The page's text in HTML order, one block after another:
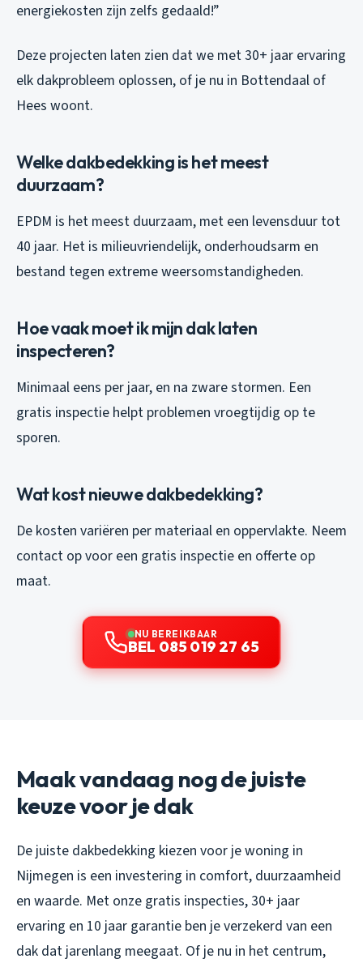
energiekosten zijn zelfs gedaald!”
Deze projecten laten zien dat we met 30+ jaar ervaring
elk dakprobleem oplossen, of je nu in Bottendaal of
Hees woont.
Welke dakbedekking is het meest
duurzaam?
EPDM is het meest duurzaam, met een levensduur tot
40 jaar. Het is milieuvriendelijk, onderhoudsarm en
bestand tegen extreme weersomstandigheden.
Hoe vaak moet ik mijn dak laten
inspecteren?
Minimaal eens per jaar, en na zware stormen. Een
gratis inspectie helpt problemen vroegtijdig op te
sporen.
Wat kost nieuwe dakbedekking?
De kosten variëren per materiaal en oppervlakte. Neem
contact op voor een gratis inspectie en offerte op
maat.
NU BEREIKBAAR
BEL 085 019 27 65
Maak vandaag nog de juiste
keuze voor je dak
De juiste dakbedekking kiezen voor je woning in
Nijmegen is een investering in comfort, duurzaamheid
en waarde. Met onze gratis inspecties, 30+ jaar
ervaring en 10 jaar garantie ben je verzekerd van een
dak dat jarenlang meegaat. Of je nu in het centrum,